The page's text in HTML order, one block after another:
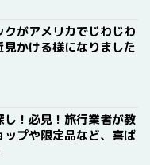
クがアメリカでじわじわ
見かける様になりました
し！必見！旅行業者が教
プや限定品など、喜ば